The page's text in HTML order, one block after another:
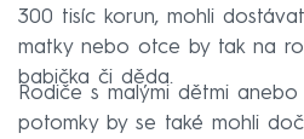
300 tisíc korun, mohli
matky nebo otce by tak na
babička či děda.
Rodiče s malými dětmi
potomky by se také mohli